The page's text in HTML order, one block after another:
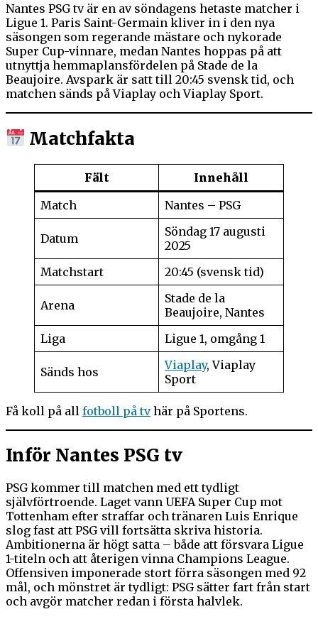
Nantes PSG tv är en av söndagens hetaste matcher i
Ligue 1. Paris Saint-Germain kliver in i den nya
säsongen som regerande mästare och nykorade
Super Cup-vinnare, medan Nantes hoppas på att
utnyttja hemmaplansfördelen på Stade de la
Beaujoire. Avspark är satt till 20:45 svensk tid, och
matchen sänds på Viaplay och Viaplay Sport.
Matchfakta
Fält
Innehåll
Match
Nantes – PSG
Datum
Söndag 17 augusti
2025
Matchstart
20:45 (svensk tid)
Arena
Stade de la
Beaujoire, Nantes
Liga
Ligue 1, omgång 1
Sänds hos Viaplay, Viaplay
Sport
Få koll på all fotboll på tvhär på Sportens.
Inför Nantes PSG tv
PSG kommer till matchen med ett tydligt
självförtroende. Laget vann UEFA Super Cup mot
Tottenham efter straffar och tränaren Luis Enrique
slog fast att PSG vill fortsätta skriva historia.
Ambitionerna är högt satta – både att försvara Ligue
1-titeln och att återigen vinna Champions League.
Offensiven imponerade stort förra säsongen med 92
mål, och mönstret är tydligt: PSG sätter fart från start
och avgör matcher redan i första halvlek.